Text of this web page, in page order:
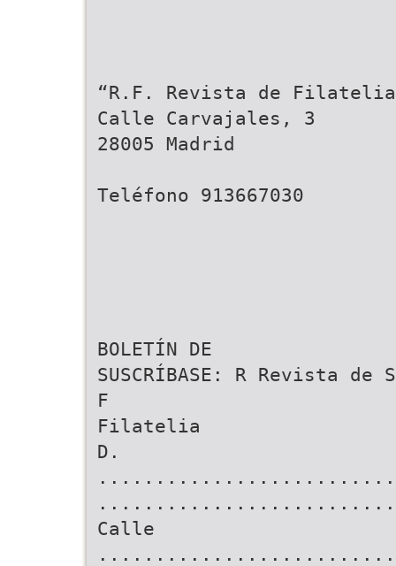
“R.F. Revista de
Calle Carvajales, 3
28005 Madrid
Teléfono 913667030
BOLETÍN DE
SUSCRÍBASE: R Revista de
F
Filatelia
D.
Calle